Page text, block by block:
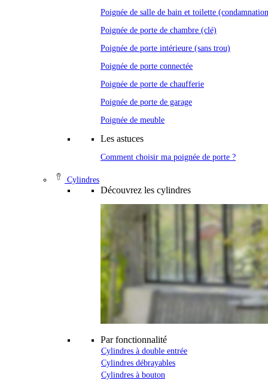
Poignée de salle de bain et toilette
Poignée de porte de chambre (clé)
Poignée de porte intérieure (sans trou)
Poignée de porte connectée
Poignée de porte de chaufferie
Poignée de porte de garage
Poignée de meuble
Les astuces
Comment choisir ma poignée de porte ?
Cylindres
Découvrez les cylindres
Par fonctionnalité
Cylindres à double entrée
Cylindres débrayables
Cylindres à bouton